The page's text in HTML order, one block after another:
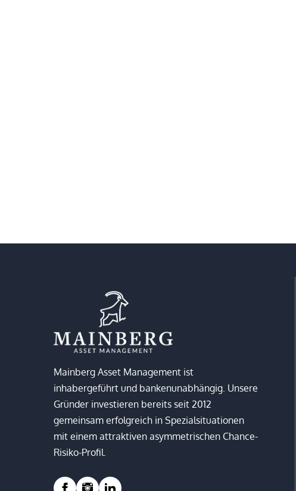
Mainberg Asset Management ist
inhabergeführt und bankenunabhängig. Unsere
Gründer investieren bereits seit 2012
gemeinsam erfolgreich in Spezialsituationen
mit einem attraktiven asymmetrischen Chance-
Risiko-Profil.